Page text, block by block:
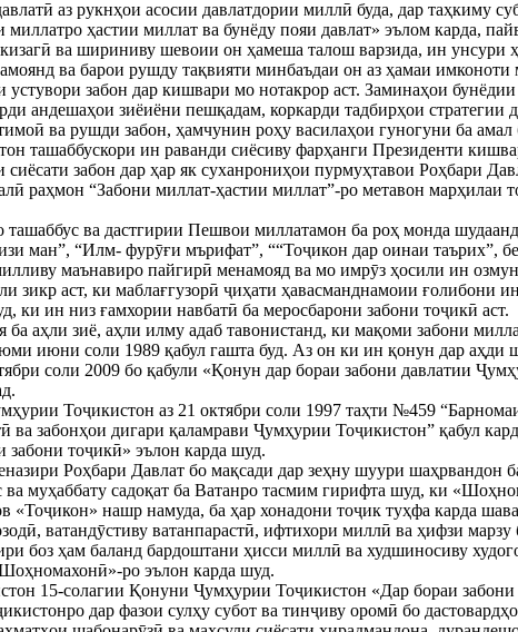
ҳастии миллат ва бунёду пояи давлат» эълом карда,
ва шириниву шевоии он ҳамеша талош варзида, ин унсури
ва барои рушду тақвияти минбаъдаи он аз ҳамаи имконоти
устувори забон дар кишвари мо нотакрор аст. Заминаҳои
андешаҳои зиёиёни пешқадам, коркарди тадбирҳои стратегии
ва рушди забон, ҳамчунин роҳу василаҳои гуногуни ба
ташаббускори ин раванди сиёсиву фарҳанги Президенти
сиёсати забон дар ҳар як суханрониҳои пурмуҳтавои Роҳбари
раҳмон “Забони миллат-ҳастии миллат”-ро метавон марҳилаи
ва дастгирии Пешвои миллатамон ба роҳ монда
ман”, “Илм- фурӯғи мърифат”, ““Тоҷикон дар оинаи таърих”,
маънавиро пайгирӣ менамояд ва мо имрӯз ҳосили ин
зикр аст, ки маблағгузорӣ ҷиҳати ҳавасманднамоии ғолибони
ки ин низ ғамхории навбатӣ ба меросбарони забони тоҷикӣ аст.
аҳли зиё, аҳли илму адаб тавонистанд, ки мақоми забони
июни соли 1989 қабул гашта буд. Аз он ки ин қонун дар аҳди
соли 2009 бо қабули «Қонун дар бораи забони давлатии
Тоҷикистон аз 21 октябри соли 1997 таҳти №459
ва забонҳои дигари қаламрави Ҷумҳурии Тоҷикистон” қабул
забони тоҷикӣ» эълон карда шуд.
Роҳбари Давлат бо мақсади дар зеҳну шуури шаҳрвандон
ва муҳаббату садоқат ба Ватанро тасмим гирифта шуд, ки
«Тоҷикон» нашр намуда, ба ҳар хонадони тоҷик туҳфа карда
ватандӯстиву ватанпарастӣ, ифтихори миллӣ ва ҳифзи
боз ҳам баланд бардоштани ҳисси миллӣ ва худшиносиву
ро эълон карда шуд.
15-солагии Қонуни Ҷумҳурии Тоҷикистон «Дар бораи
дар фазои сулҳу субот ва тинҷиву оромӣ бо